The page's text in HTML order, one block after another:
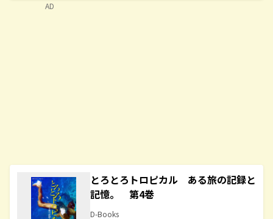
とろとろトロピカル ある旅の記録と
記憶。 第4巻
D-Books
AD